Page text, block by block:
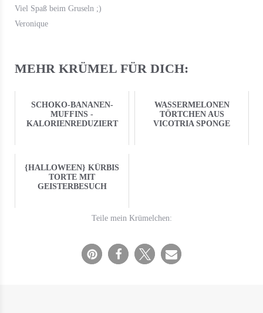
Viel Spaß beim Gruseln ;)
Veronique
MEHR KRÜMEL FÜR DICH:
SCHOKO-BANANEN-
MUFFINS -
KALORIENREDUZIERT
WASSERMELONEN
TÖRTCHEN AUS
VICOTRIA SPONGE
{HALLOWEEN} KÜRBIS
TORTE MIT
GEISTERBESUCH
Teile mein Krümelchen: